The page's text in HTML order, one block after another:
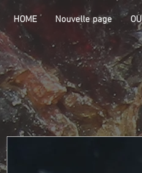
HOME Nouvelle page